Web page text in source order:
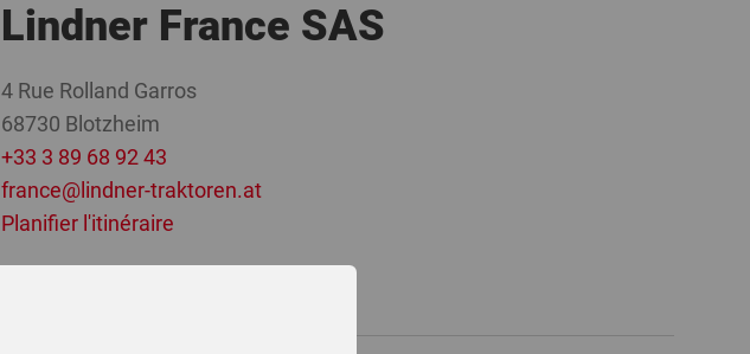
Lindner France SAS
4 Rue Rolland Garros
68730 Blotzheim
+33 3 89 68 92 43
france@lindner-traktoren.at
Planifier l'itinéraire